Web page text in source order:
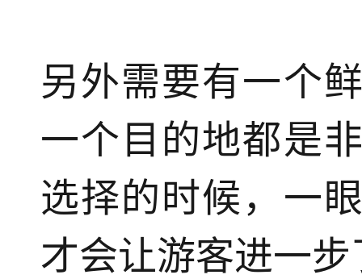
另外需要有一个
一个目的地都是
选择的时候，一
才会让游客进一